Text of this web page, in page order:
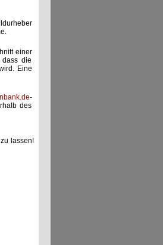
einer
die
Eine
-
des
lassen!